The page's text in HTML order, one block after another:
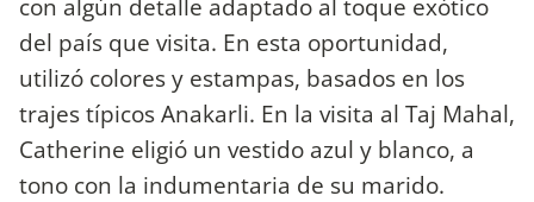
del país que visita. En esta oportunidad,
utilizó colores y estampas, basados en los
trajes típicos Anakarli. En la visita al Taj Mahal,
Catherine eligió un vestido azul y blanco, a
tono con la indumentaria de su marido.